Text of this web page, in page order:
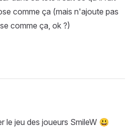
comme ça (mais n'ajoute pas
comme ça, ok ?)
le jeu des joueurs SmileW 😃